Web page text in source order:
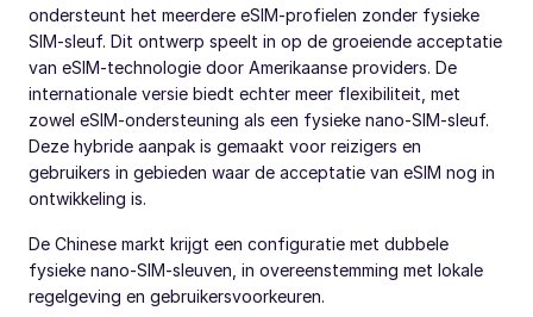
ondersteunt het meerdere eSIM-profielen zonder fysieke
SIM-sleuf. Dit ontwerp speelt in op de groeiende acceptatie
van eSIM-technologie door Amerikaanse providers. De
internationale versie biedt echter meer flexibiliteit, met
zowel eSIM-ondersteuning als een fysieke nano-SIM-sleuf.
Deze hybride aanpak is gemaakt voor reizigers en
gebruikers in gebieden waar de acceptatie van eSIM nog in
ontwikkeling is.
De Chinese markt krijgt een configuratie met dubbele
fysieke nano-SIM-sleuven, in overeenstemming met lokale
regelgeving en gebruikersvoorkeuren.